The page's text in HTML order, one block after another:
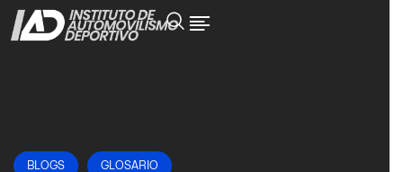
BLOGS GLOSARIO